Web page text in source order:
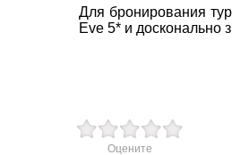
Запоріжжя
Для бронирования
Eve 5* и
Оцените